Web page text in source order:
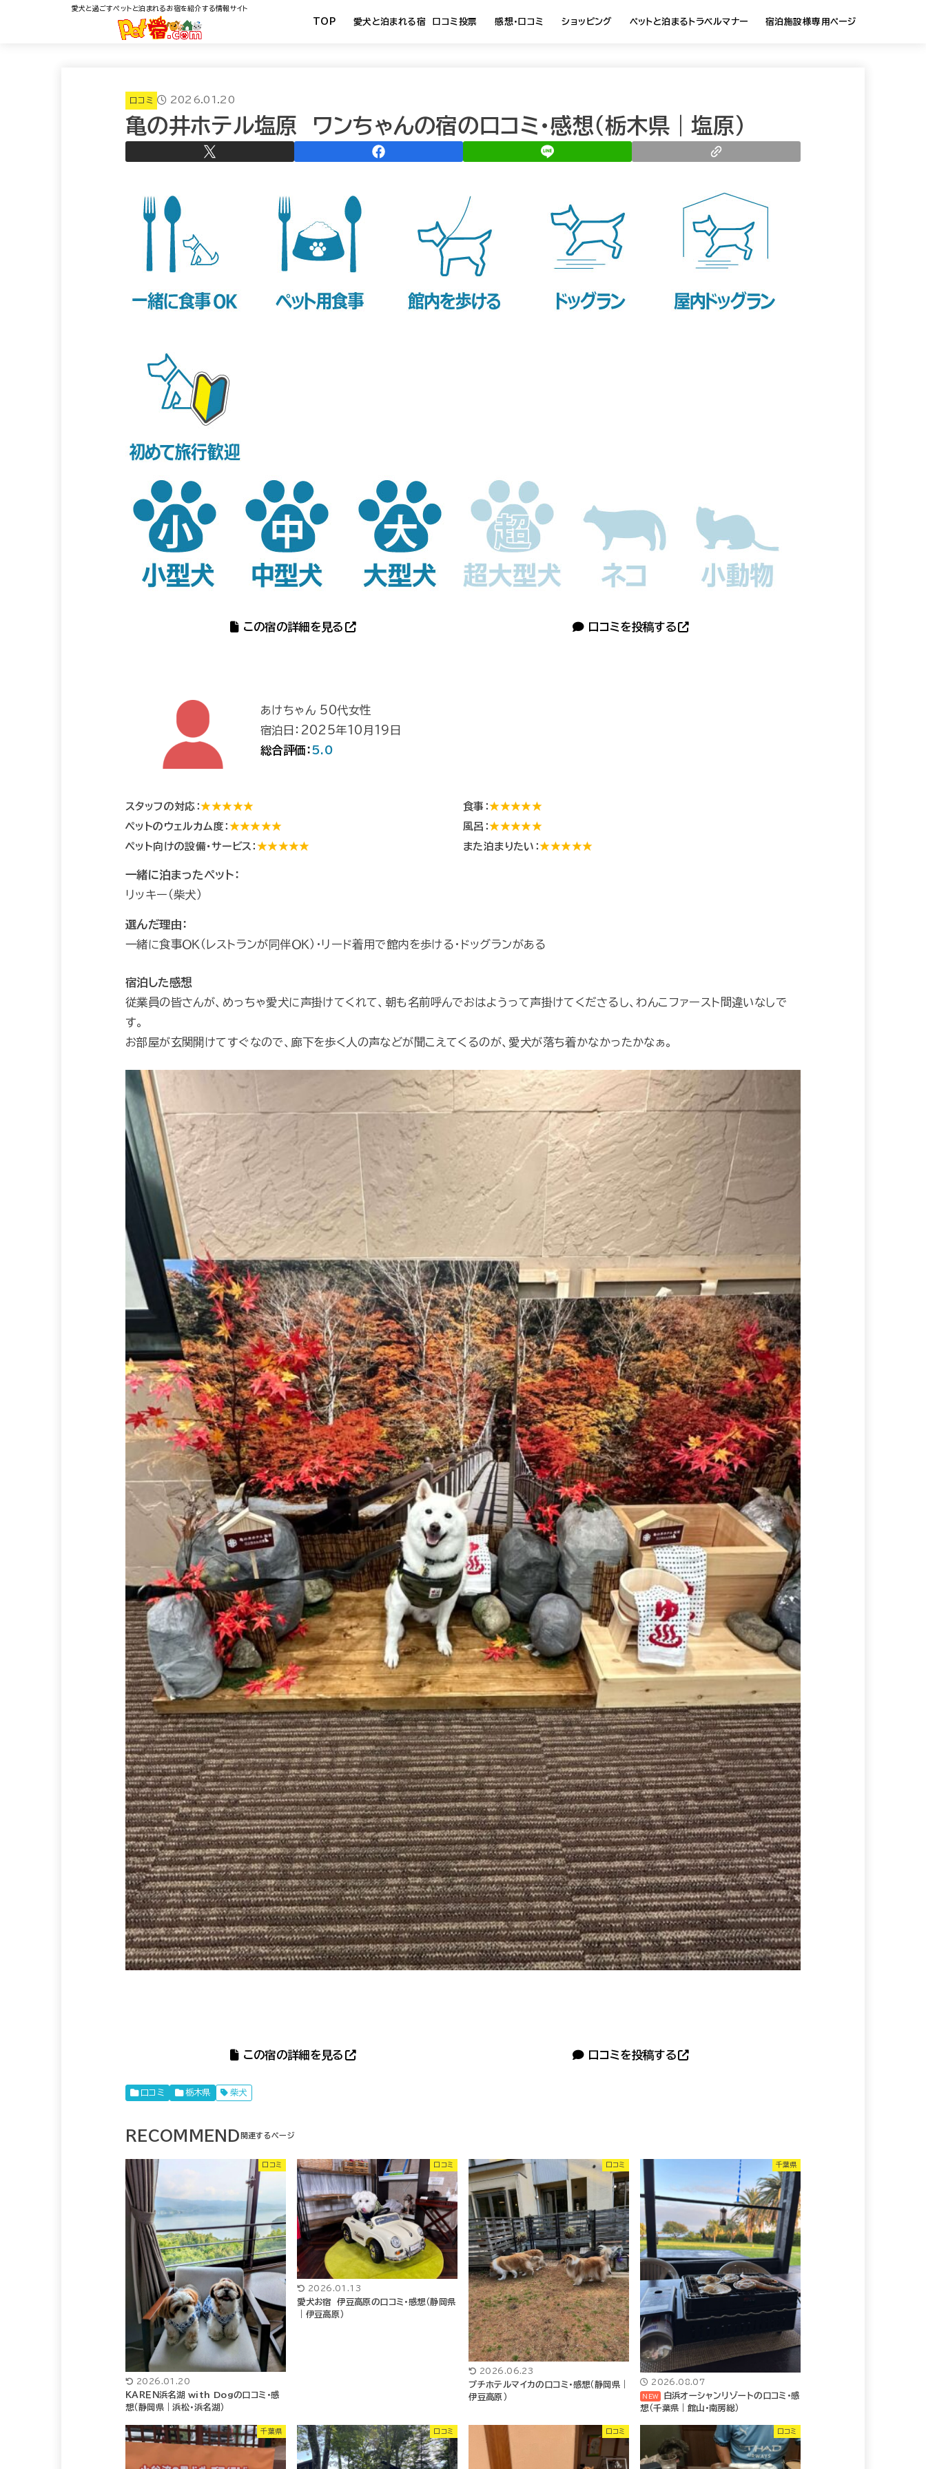
愛犬と過ごすペットと泊まれるお宿を紹介する情報サイト
TOP 愛犬と泊まれる宿 口コミ投票 感想・口コミ ショッピング ペットと泊まるトラベルマナー 宿泊施設様専用ページ
口コミ 2026.01.20
亀の井ホテル塩原 ワンちゃんの宿の口コミ・感想（栃木県｜塩原）
この宿の詳細を見る 口コミを投稿する
あけちゃん 50代女性
宿泊日：2025年10月19日
総合評価：5.0
スタッフの対応：★★★★★
ペットのウェルカム度： ★★★★★
ペット向けの設備・サービス： ★★★★★
食事：★★★★★
風呂：★★★★★
また泊まりたい：★★★★★
一緒に泊まったペット：
リッキー（柴犬）
選んだ理由：
一緒に食事ＯＫ（レストランが同伴ＯＫ）・リード着用で館内を歩ける・ドッグランがある
宿泊した感想
従業員の皆さんが、めっちゃ愛犬に声掛けてくれて、朝も名前呼んでおはようって声掛けてくださるし、わんこファースト間違いなしで
す。
お部屋が玄関開けてすぐなので、廊下を歩く人の声などが聞こえてくるのが、愛犬が落ち着かなかったかなぁ。
この宿の詳細を見る 口コミを投稿する
口コミ 栃木県 柴犬
RECOMMEND
口コミ
2026.01.20
ＫＡＲＥＮ浜名湖 with Dogの口コミ・感
想（静岡県｜浜松・浜名湖）
口コミ
2026.01.13
愛犬お宿 伊豆高原の口コミ・感想（静岡県
｜伊豆高原）
口コミ
2026.06.23
プチホテルマイカの口コミ・感想（静岡県｜
伊豆高原）
千葉県
2026.08.07
白浜オーシャンリゾートの口コミ・感
想（千葉県｜館山・南房総）
千葉県 口コミ 口コミ 口コミ